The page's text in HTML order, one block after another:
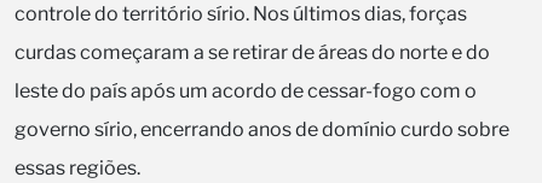
controle do território sírio. Nos últimos dias, forças
curdas começaram a se retirar de áreas do norte e do
leste do país após um acordo de cessar-fogo com o
governo sírio, encerrando anos de domínio curdo sobre
essas regiões.